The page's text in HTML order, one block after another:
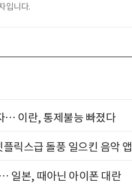
입니다.
… 이란, 통제불능 빠졌다
릭스급 돌풍 일으킨 음악 앱
일본, 때아닌 아이폰 대란